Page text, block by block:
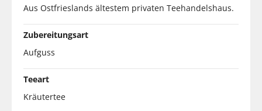
Aus Ostfrieslands ältestem privaten Teehandelshaus.
Zubereitungsart
Aufguss
Teeart
Kräutertee